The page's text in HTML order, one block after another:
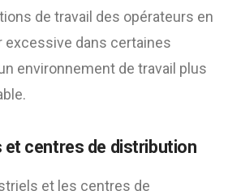
de travail des opérateurs en
excessive dans certaines
environnement de travail plus
et centres de distribution
et les centres de